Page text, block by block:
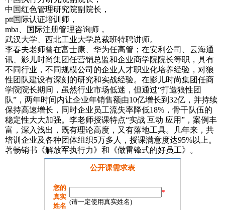
中国红色管理研究院副院长，
ptt国际认证培训师，
mba、国际注册管理咨询师，
武汉大学、西北工业大学总裁班特聘讲师。
李春夫老师曾在富士康、华为任高管；在安利公司、云海通
讯、影儿时尚集团任营销总监和企业商学院院长等职，具有
不同行业，不同规模公司的企业人才职业化培养经验，对狼
性团队建设有深刻的研究和实战经验。在影儿时尚集团任商
学院院长期间，虽然行业市场低迷，但通过“打造狼性团
队”，两年时间内让企业年销售额由10亿增长到32亿，并持续
保持高速增长，同时企业员工流失率降低18%，骨干队伍的
稳定性大大加强。李老师授课特点“实战 互动 应用”，案例丰
富，深入浅出，既有理论高度，又有落地工具。几年来，共
培训企业及各种团体组织5万多人，授课满意度达95%以上。
著畅销书《解放军执行力》和《做雷锋式的好员工》。
公开课需求表
您的
真实
姓名
*
(请一定使用真实姓名)